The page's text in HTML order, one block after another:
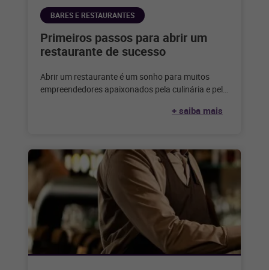
BARES E RESTAURANTES
Primeiros passos para abrir um
restaurante de sucesso
Abrir um restaurante é um sonho para muitos
empreendedores apaixonados pela culinária e pelo
+ saiba mais